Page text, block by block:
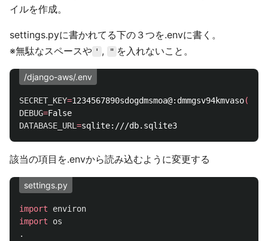
イルを作成。
settings.pyに書かれてる下の３つを.envに書く。
※無駄なスペースや ' , " を入れないこと。
/django-aws/.env
SECRET_KEY=1234567890sdogdmsmoa@:dmmgsv94kmvaso(
DEBUG=
DATABASE_URL=
該当の項目を.envから読み込むように変更する
settings.py
import
environ
import
os
.